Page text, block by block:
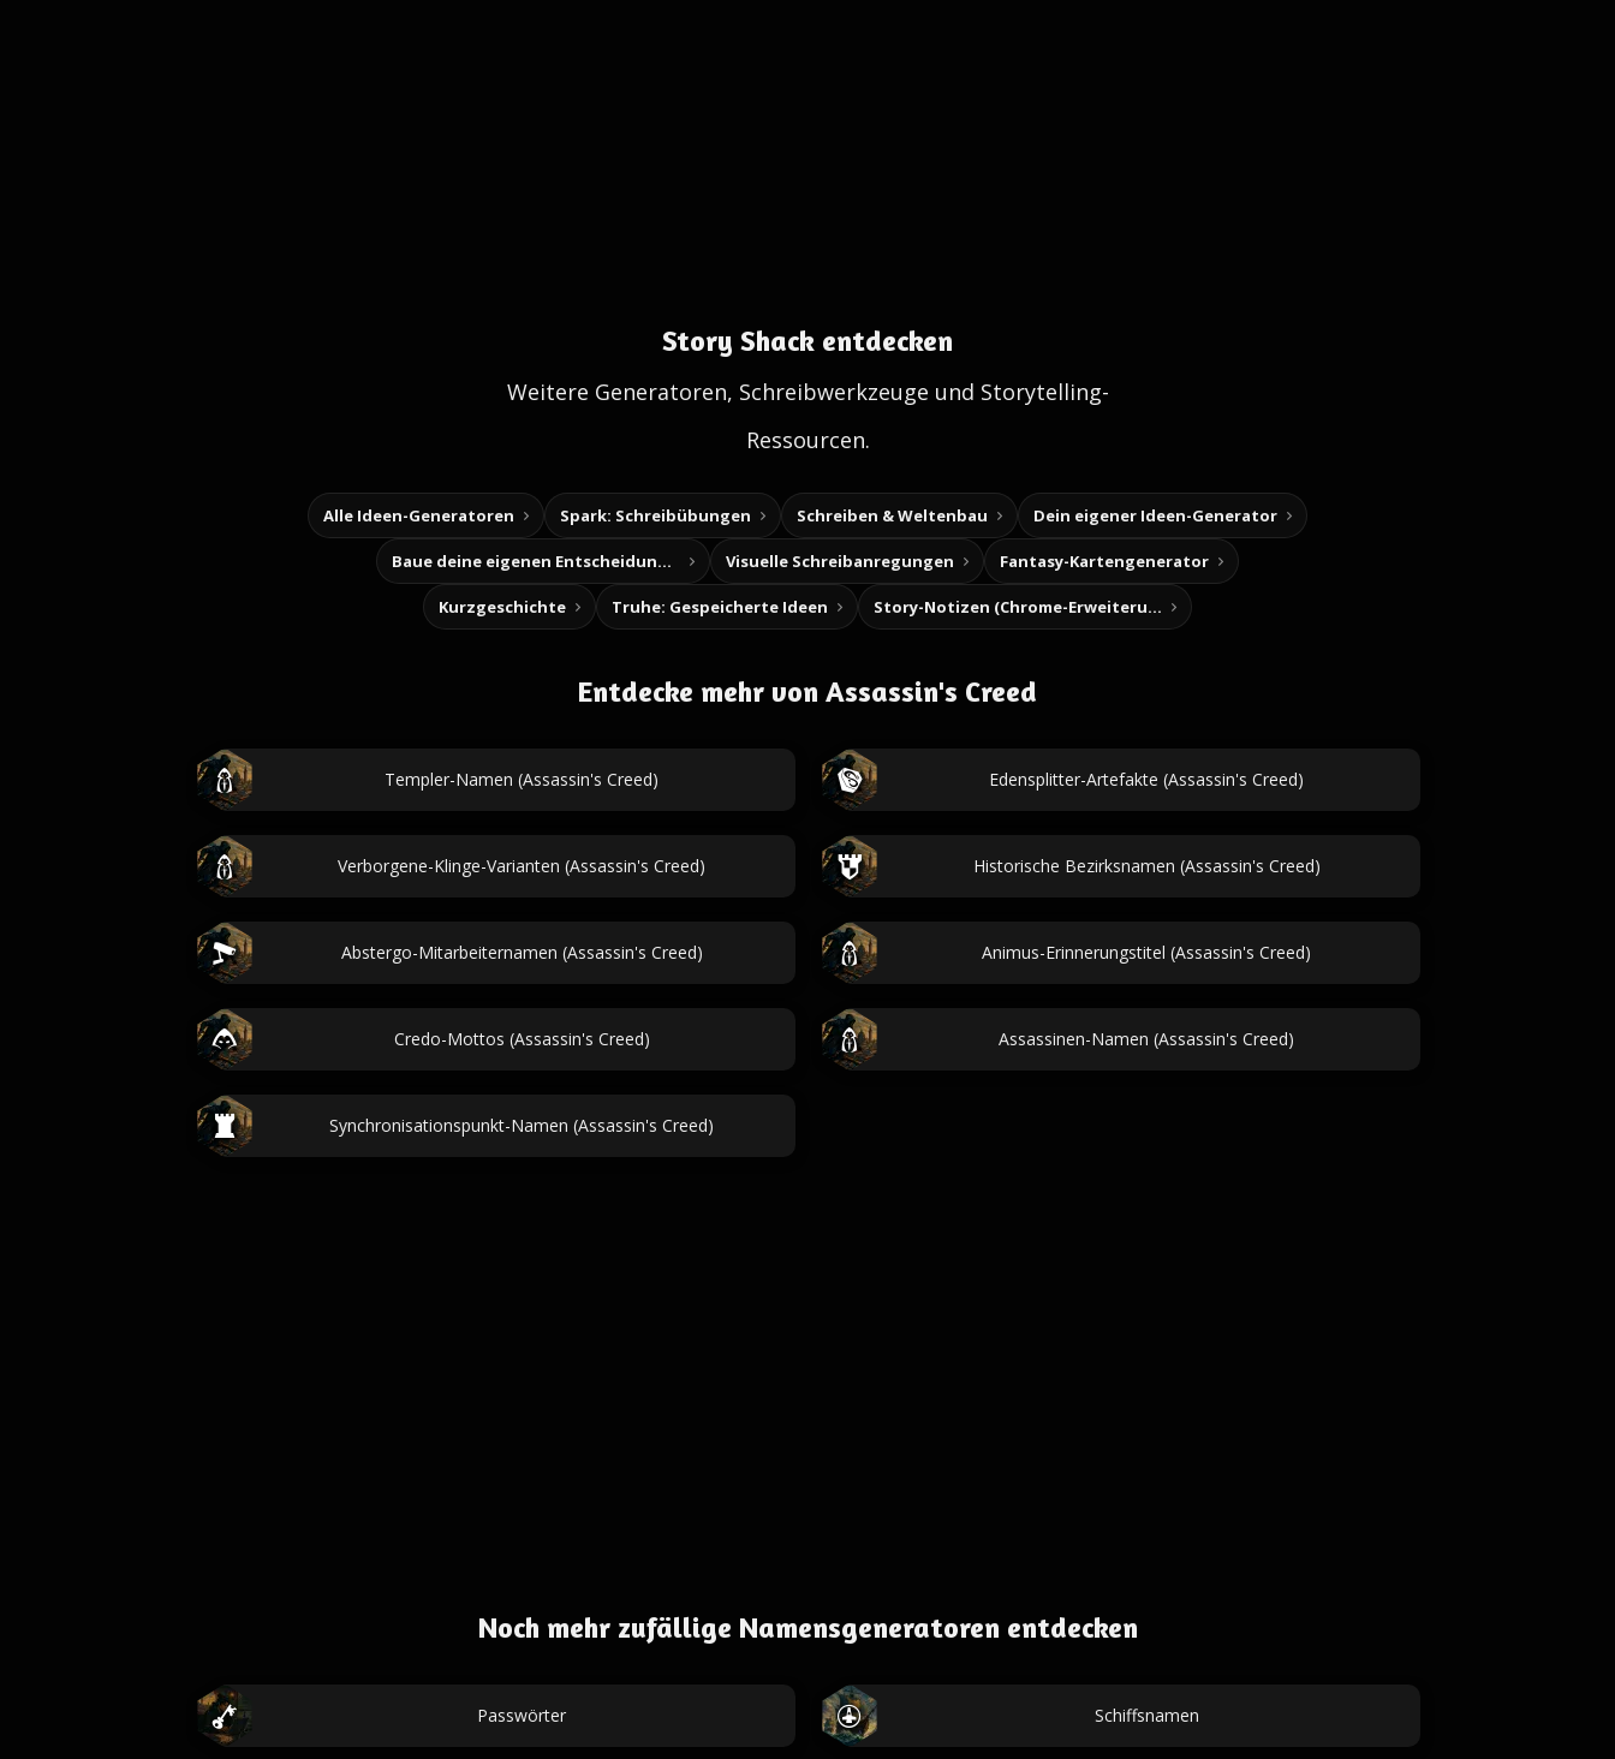
Story Shack entdecken
Weitere Generatoren, Schreibwerkzeuge und Storytelling-
Ressourcen.
Alle Ideen-Generatoren Spark: Schreibübungen Schreiben & Weltenbau Dein eigener Ideen-Generator
Baue deine eigenen Entscheidungsabenteuer Visuelle Schreibanregungen Fantasy-Kartengenerator
Kurzgeschichte Truhe: Gespeicherte Ideen Story-Notizen (Chrome-Erweiterung)
Entdecke mehr von Assassin's Creed
Templer-Namen (Assassin's Creed) Edensplitter-Artefakte (Assassin's Creed)
Verborgene-Klinge-Varianten (Assassin's Creed) Historische Bezirksnamen (Assassin's Creed)
Abstergo-Mitarbeiternamen (Assassin's Creed) Animus-Erinnerungstitel (Assassin's Creed)
Credo-Mottos (Assassin's Creed) Assassinen-Namen (Assassin's Creed)
Synchronisationspunkt-Namen (Assassin's Creed)
Noch mehr zufällige Namensgeneratoren entdecken
Passwörter Schiffsnamen